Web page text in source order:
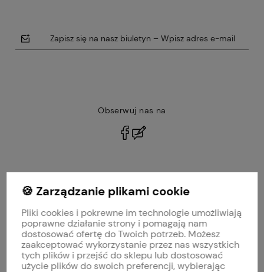
Zapisz się na nasz biuletyn – Wpisz adres e-mail
Obserwuj nas na
MOJE KONTO
PŁATNOŚCI I DOSTAWA
INFORMACJE
🍪 Zarządzanie plikami cookie
Pliki cookies i pokrewne im technologie umożliwiają
poprawne działanie strony i pomagają nam
dostosować ofertę do Twoich potrzeb. Możesz
zaakceptować wykorzystanie przez nas wszystkich
tych plików i przejść do sklepu lub dostosować
użycie plików do swoich preferencji, wybierając